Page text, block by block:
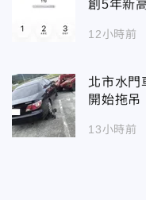
創5年新
12小時前
北市水
開始拖吊
13小時前